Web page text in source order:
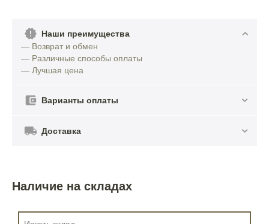
Наши преимущества
— Возврат и обмен
— Различные способы оплаты
— Лучшая цена
Варианты оплаты
Доставка
Наличие на складах